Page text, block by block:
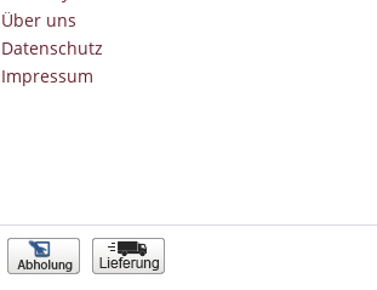
Über uns
Datenschutz
Impressum